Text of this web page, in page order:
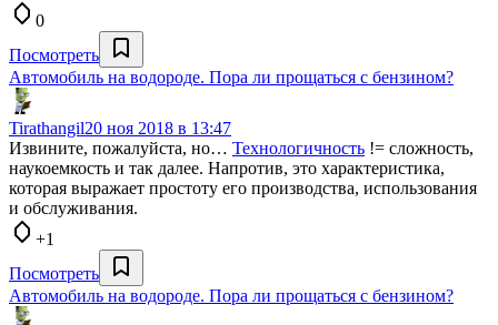
0
Посмотреть
Автомобиль на водороде. Пора ли прощаться с бензином?
Tirathangil20 ноя 2018 в 13:47
Извините, пожалуйста, но… Технологичность != сложность,
наукоемкость и так далее. Напротив, это характеристика,
которая выражает простоту его производства, использования
и обслуживания.
+1
Посмотреть
Автомобиль на водороде. Пора ли прощаться с бензином?